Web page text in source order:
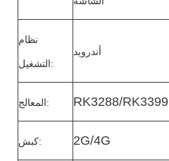
نظام
التشغيل:
أندرويد
المعالج: RK3288/RK3399
كبش: 2G/4G